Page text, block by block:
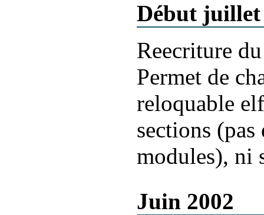
Début juillet
Reecriture
Permet de
reloquable
sections
modules), ni
Juin 2002